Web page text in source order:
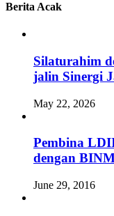
Berita Acak
Silaturahim
jalin Sinergi
May 22, 2026
Pembina
dengan
June 29, 2016